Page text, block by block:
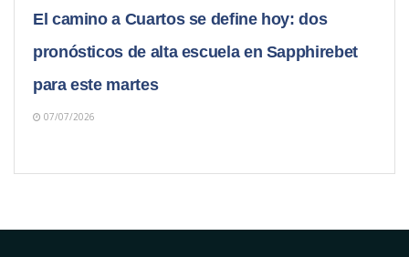
El camino a Cuartos se define hoy: dos
pronósticos de alta escuela en Sapphirebet
para este martes
07/07/2026